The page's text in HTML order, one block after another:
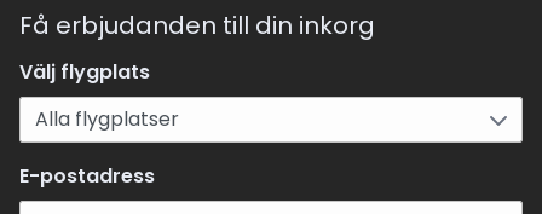
Få erbjudanden till din inkorg
Välj flygplats
E-postadress